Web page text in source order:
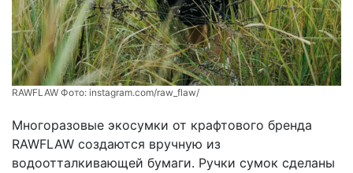
RAWFLAW Фото: instagram.com/raw_flaw/
Многоразовые экосумки от крафтового бренда
RAWFLAW создаются вручную из
водоотталкивающей бумаги. Ручки сумок сделаны